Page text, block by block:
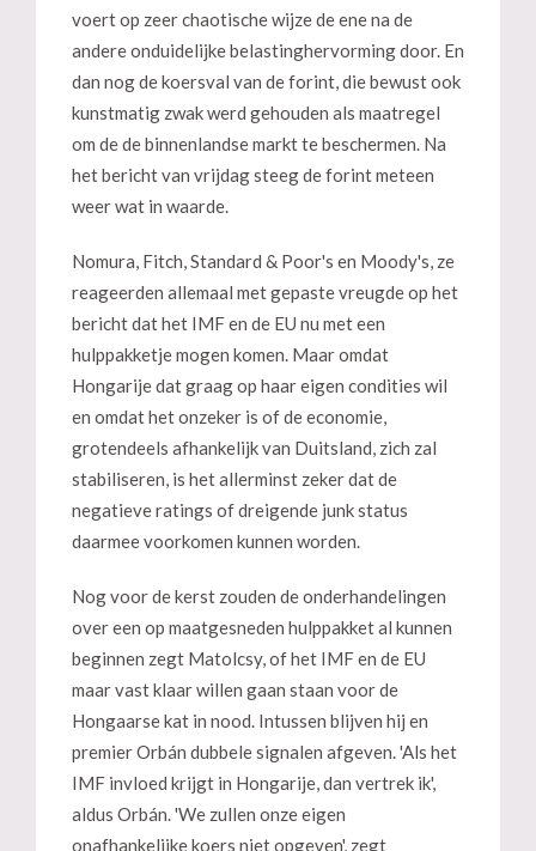
voert op zeer chaotische wijze de ene na de
andere onduidelijke belastinghervorming door. En
dan nog de koersval van de forint, die bewust ook
kunstmatig zwak werd gehouden als maatregel
om de de binnenlandse markt te beschermen. Na
het bericht van vrijdag steeg de forint meteen
weer wat in waarde.
Nomura, Fitch, Standard & Poor's en Moody's, ze
reageerden allemaal met gepaste vreugde op het
bericht dat het IMF en de EU nu met een
hulppakketje mogen komen. Maar omdat
Hongarije dat graag op haar eigen condities wil
en omdat het onzeker is of de economie,
grotendeels afhankelijk van Duitsland, zich zal
stabiliseren, is het allerminst zeker dat de
negatieve ratings of dreigende junk status
daarmee voorkomen kunnen worden.
Nog voor de kerst zouden de onderhandelingen
over een op maatgesneden hulppakket al kunnen
beginnen zegt Matolcsy, of het IMF en de EU
maar vast klaar willen gaan staan voor de
Hongaarse kat in nood. Intussen blijven hij en
premier Orbán dubbele signalen afgeven. 'Als het
IMF invloed krijgt in Hongarije, dan vertrek ik',
aldus Orbán. 'We zullen onze eigen
onafhankelijke koers niet opgeven', zegt